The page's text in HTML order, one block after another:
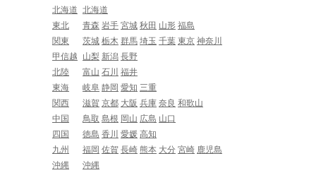
北海道 北海道
東北
青森 岩手 宮城 秋田 山形 福島
関東
茨城 栃木 群馬 埼玉 千葉 東京 神奈川
甲信越
山梨 新潟 長野
北陸
富山 石川 福井
東海
岐阜 静岡 愛知 三重
関西
滋賀 京都 大阪 兵庫 奈良 和歌山
中国
鳥取 島根 岡山 広島 山口
四国
徳島 香川 愛媛 高知
九州
福岡 佐賀 長崎 熊本 大分 宮崎 鹿児島
沖縄
沖縄